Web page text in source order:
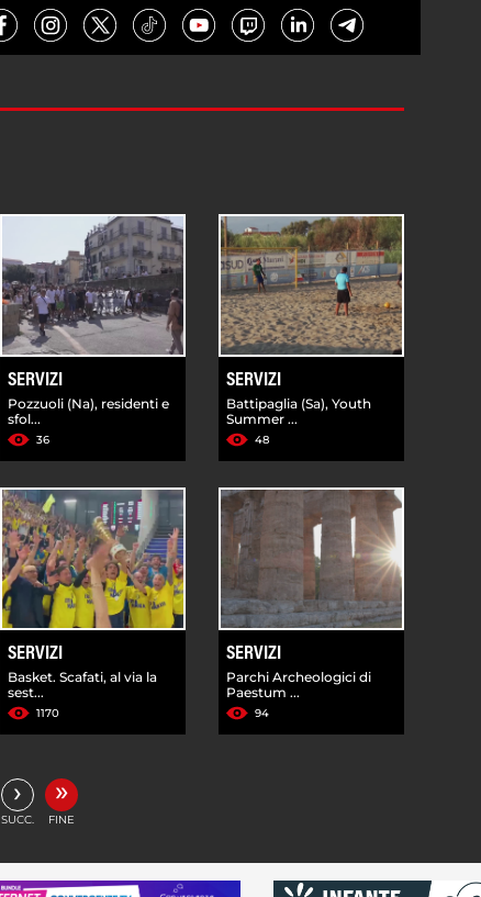
SERVIZI
Pozzuoli (Na), residenti e
sfol...
36
SERVIZI
Battipaglia (Sa), Youth
Summer ...
48
SERVIZI
Basket. Scafati, al via la
sest...
1170
SERVIZI
Parchi Archeologici di
Paestum ...
94
›
SUCC.
»
FINE